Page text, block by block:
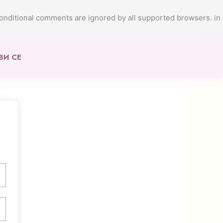
comments are ignored by all supported browsers. in
СЕ